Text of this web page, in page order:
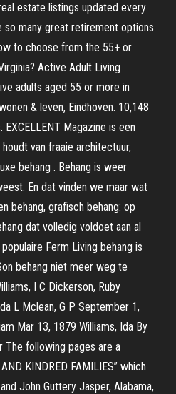
estate listings updated every
so many great retirement options
to choose from the 55+ or
Active Adult Living
adults aged 55 or more in
& leven, Eindhoven. 10,148
Magazine is een
van fraaie architectuur,
behang . Behang is weer
En dat vinden we maar wat
behang, grafisch behang: op
dat volledig voldoet aan al
Ferm Living behang is
behang niet meer weg te
I C Dickerson, Ruby
L Mclean, G P September 1,
Mar 13, 1879 Williams, Ida By
The following pages are a
KINDRED FAMILIES” which
John Guttery Jasper, Alabama,